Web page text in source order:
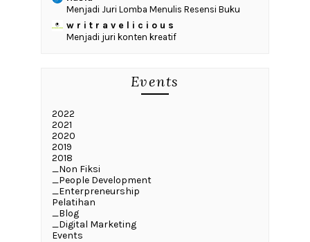
Menjadi Juri Lomba Menulis Resensi Buku
w r i t r a v e l i c i o u s
Menjadi juri konten kreatif
Events
2022
2021
2020
2019
2018
_Non Fiksi
_People Development
_Enterpreneurship
Pelatihan
_Blog
_Digital Marketing
Events